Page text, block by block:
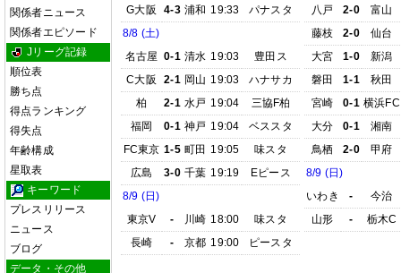
関係者ニュース
関係者エピソード
Jリーグ記録
順位表
勝ち点
得点ランキング
得失点
年齢構成
星取表
キーワード
プレスリリース
ニュース
ブログ
データ・その他
G大阪
4-3 浦和 19:33
パナスタ
8/8 (土)
名古屋 0-1 清水 19:03
豊田ス
C大阪
2-1 岡山 19:03
ハナサカ
柏
2-1 水戸 19:04
三協F柏
福岡
0-1 神戸 19:04
ベススタ
FC東京 1-5 町田 19:05
味スタ
広島
3-0 千葉 19:19
Eピース
8/9 (日)
東京V
- 川崎 18:00
味スタ
長崎
- 京都 19:00 ピースタ
八戸
2-0
富山
藤枝
2-0
仙台
大宮
1-0
新潟
磐田
1-1
秋田
宮崎
0-1 横浜FC
大分
0-1
湘南
鳥栖
2-0
甲府
8/9 (日)
いわき
-
今治
山形
- 栃木C